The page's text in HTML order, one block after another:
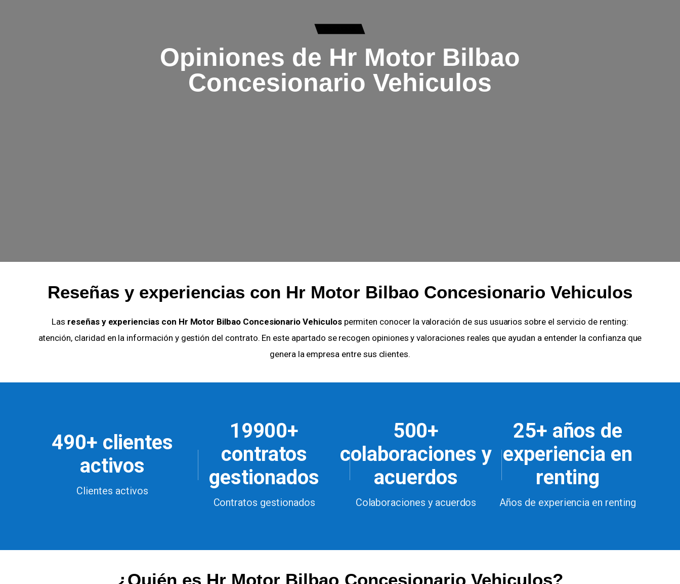
Opiniones de Hr Motor Bilbao
Concesionario Vehiculos
Reseñas y experiencias con Hr Motor Bilbao Concesionario Vehiculos
Las reseñas y experiencias con Hr Motor Bilbao Concesionario Vehiculospermiten conocer la valoración de sus usuarios sobre el servicio de renting:
atención, claridad en la información y gestión del contrato. En este apartado se recogen opiniones y valoraciones reales que ayudan a entender la confianza que
genera la empresa entre sus clientes.
490+ clientes
activos
Clientes activos
19900+
contratos
gestionados
Contratos gestionados
500+
colaboraciones y
acuerdos
Colaboraciones y acuerdos
25+ años de
experiencia en
renting
Años de experiencia en renting
¿Quién es Hr Motor Bilbao Concesionario Vehiculos?